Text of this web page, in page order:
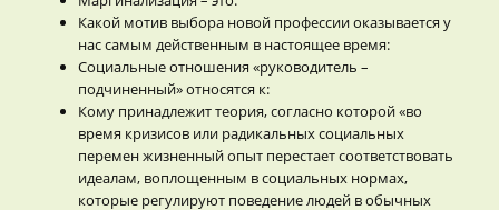
Какой мотив выбора новой профессии оказывается у
нас самым действенным в настоящее время:
Социальные отношения «руководитель –
подчиненный» относятся к:
Кому принадлежит теория, согласно которой «во
время кризисов или радикальных социальных
перемен жизненный опыт перестает соответствовать
идеалам, воплощенным в социальных нормах,
которые регулируют поведение людей в обычных